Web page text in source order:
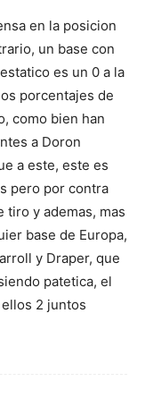
en la posicion
un base con
es un 0 a la
porcentajes de
como bien han
a Doron
a este, este es
pero por contra
y ademas, mas
base de Europa,
y Draper, que
patetica, el
2 juntos